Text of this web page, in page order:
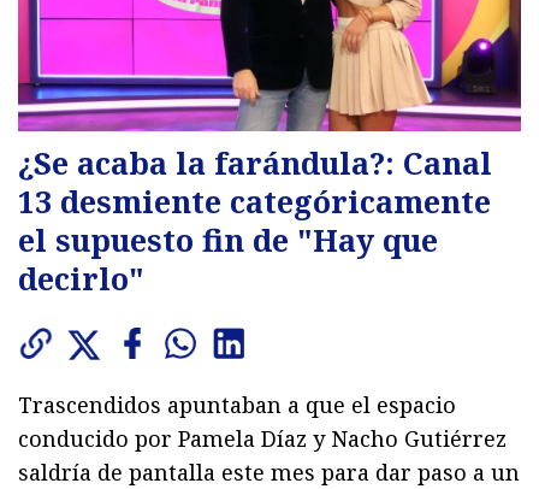
¿Se acaba la farándula?: Canal
13 desmiente categóricamente
el supuesto fin de "Hay que
decirlo"
Trascendidos apuntaban a que el espacio
conducido por Pamela Díaz y Nacho Gutiérrez
saldría de pantalla este mes para dar paso a un